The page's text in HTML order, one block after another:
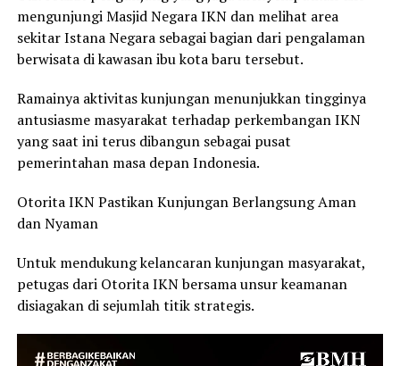
mengunjungi Masjid Negara IKN dan melihat area
sekitar Istana Negara sebagai bagian dari pengalaman
berwisata di kawasan ibu kota baru tersebut.
Ramainya aktivitas kunjungan menunjukkan tingginya
antusiasme masyarakat terhadap perkembangan IKN
yang saat ini terus dibangun sebagai pusat
pemerintahan masa depan Indonesia.
Otorita IKN Pastikan Kunjungan Berlangsung Aman
dan Nyaman
Untuk mendukung kelancaran kunjungan masyarakat,
petugas dari Otorita IKN bersama unsur keamanan
disiagakan di sejumlah titik strategis.